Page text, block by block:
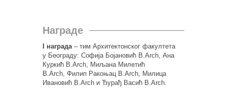
Награде
I награда – тим Архитектонског факултета
у Београду: Софија Бојановић B.Arch, Ана
Куркић B.Arch, Миљана Милетић
B.Arch, Филип Ракоњац B.Arch, Милица
Ивановић B.Arch и Ђурађ Васић B.Arch.